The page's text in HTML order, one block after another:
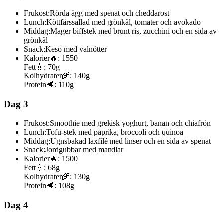
Frukost:Rörda ägg med spenat och cheddarost
Lunch:Köttfärssallad med grönkål, tomater och avokado
Middag:Mager biffstek med brunt ris, zucchini och en sida av
grönkål
Snack:Keso med valnötter
Kalorier🔥: 1550
Fett 💧: 70g
Kolhydrater🌾: 140g
Protein🥩: 110g
Dag 3
Frukost:Smoothie med grekisk yoghurt, banan och chiafrön
Lunch:Tofu-stek med paprika, broccoli och quinoa
Middag:Ugnsbakad laxfilé med linser och en sida av spenat
Snack:Jordgubbar med mandlar
Kalorier🔥: 1500
Fett 💧: 68g
Kolhydrater🌾: 130g
Protein🥩: 108g
Dag 4